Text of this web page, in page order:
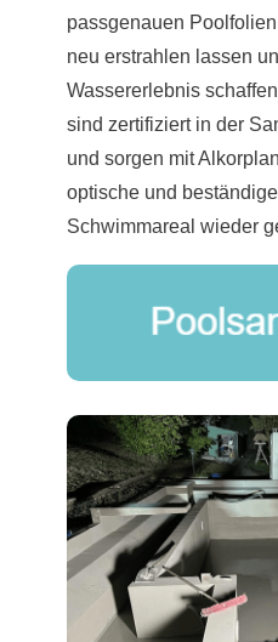
passgenauen
neu erstrahlen lassen
Wassererlebnis
sind zertifiziert in der
und sorgen mit
optische und
Schwimmareal wieder